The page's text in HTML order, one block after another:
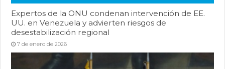
Expertos de la ONU condenan intervención de EE.
UU. en Venezuela y advierten riesgos de
desestabilización regional
7 de enero de 2026